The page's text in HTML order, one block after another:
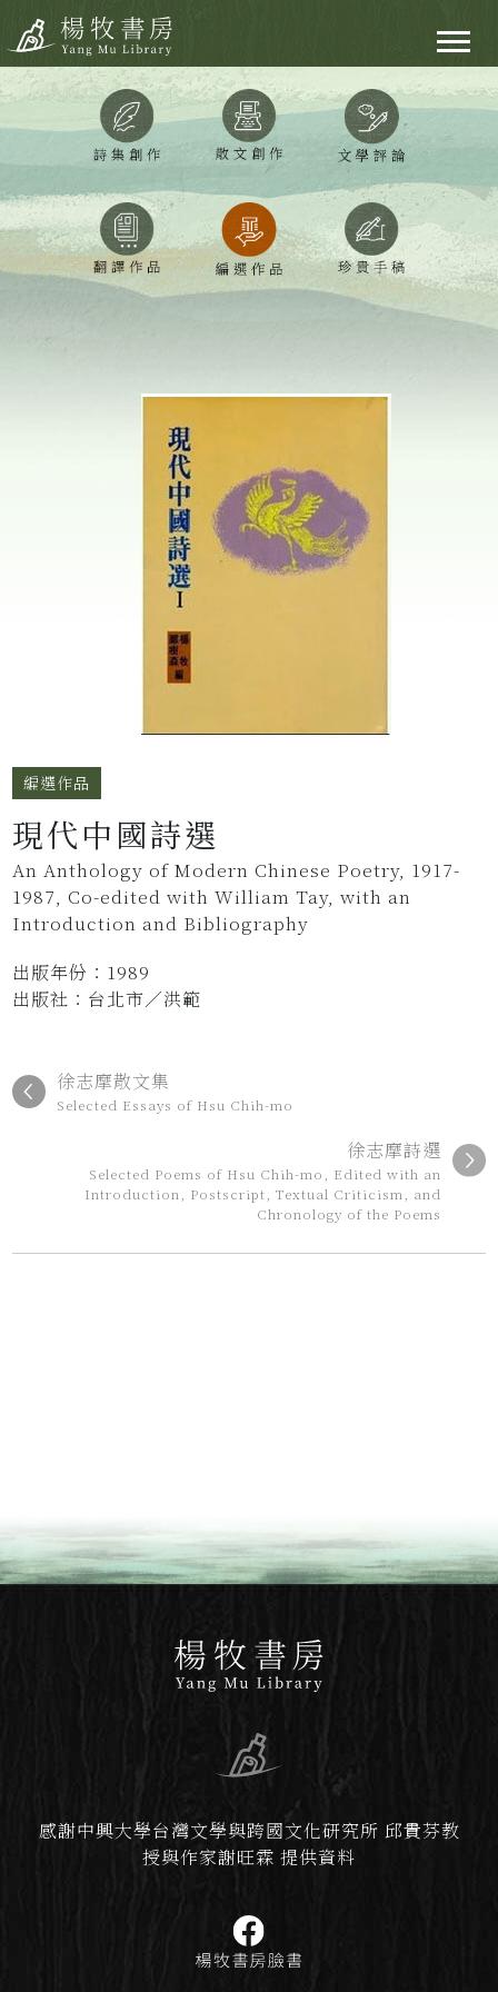
編選作品
現代中國詩選
An Anthology of Modern Chinese Poetry, 1917-
1987, Co-edited with William Tay, with an
Introduction and Bibliography
出版年份：1989
出版社：台北市／洪範
徐志摩散文集
Selected Essays of Hsu Chih-mo
徐志摩詩選
Selected Poems of Hsu Chih-mo, Edited with an
Introduction, Postscript, Textual Criticism, and
Chronology of the Poems
感謝中興大學台灣文學與跨國文化研究所 邱貴芬教
授與作家謝旺霖 提供資料